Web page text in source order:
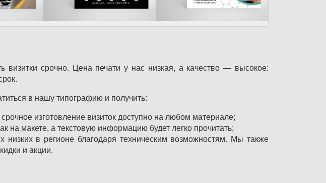
срочно. Цена печати у нас низкая, а качество — высокое:
в нашу типографию и получить:
изготовление визиток доступно на любом материале;
на макете, а текстовую информацию будет легко прочитать;
в регионе благодаря техническим возможностям. Мы также
и акции.